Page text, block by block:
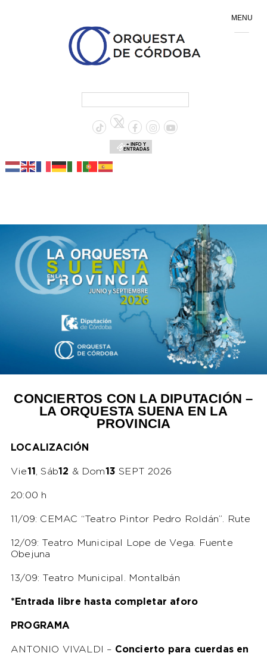
+ INFO Y
ENTRADAS
CONCIERTOS CON LA DIPUTACIÓN –
LA ORQUESTA SUENA EN LA
PROVINCIA
LOCALIZACIÓN
Vie11 , Sáb12 & Dom13 SEPT 2026
20:00 h
11/09: CEMAC “Teatro Pintor Pedro Roldán”. Rute
12/09: Teatro Municipal Lope de Vega. Fuente
Obejuna
13/09: Teatro Municipal. Montalbán
*Entrada libre hasta completar aforo
PROGRAMA
ANTONIO VIVALDI – Concierto para cuerdas en
MENU